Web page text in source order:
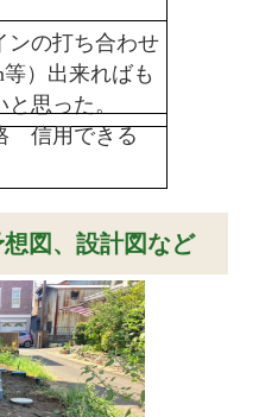
ンの打ち合わせ
等）出来ればも
と思った。
信用できる
図、設計図など